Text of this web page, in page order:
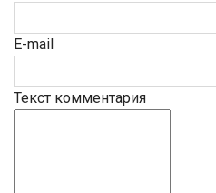
E-mail
Текст комментария